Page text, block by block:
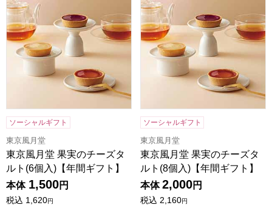
ソーシャルギフト
東京風月堂
東京風月堂 果実のチーズタ
ルト(6個入)【年間ギフト】
本体 1,500円
税込 1,620円
ソーシャルギフト
東京風月堂
東京風月堂 果実のチーズタ
ルト(8個入)【年間ギフト】
本体 2,000円
税込 2,160円